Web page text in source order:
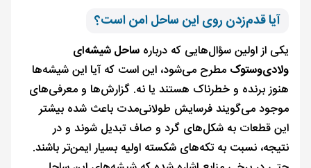
آیا قدم‌زدن روی این ساحل امن است؟
یکی از اولین سؤال‌هایی که درباره ساحل شیشه‌ای
ولادی‌وستوک مطرح می‌شود، این است که آیا این شیشه‌ها
هنوز برنده و خطرناک هستند یا نه. گزارش‌ها و معرفی‌های
موجود می‌گویند فرسایش طولانی‌مدت باعث شده بیشتر
این قطعات به شکل‌های گرد و صاف تبدیل شوند و در
نتیجه، نسبت به تکه‌های شکسته اولیه بسیار ایمن‌تر باشند.